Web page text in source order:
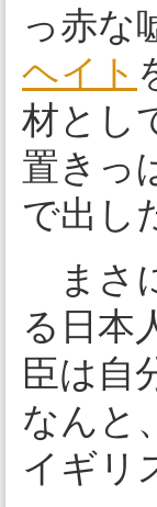
っ赤な
ヘイト
材とし
置きっ
で出し
まさ
る日本
臣は自
なんと、
イギリ